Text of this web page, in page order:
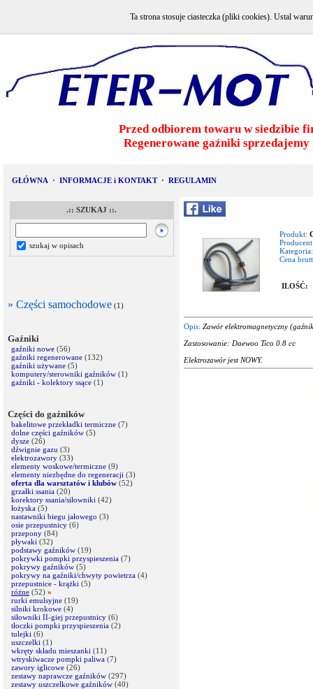
Przed odbiorem towaru w siedzibie
Regenerowane gaźniki
GŁÓWNA · INFORMACJE i KONTAKT · REGULAMIN
.:: SZUKAJ ::.
szukaj w opisach
» Części samochodowe (1)
Gaźniki
gaźniki nowe (56)
gaźniki regenerowane (132)
gaźniki używane (5)
komputery/sterowniki gaźników (1)
gaźniki - kolektory ssące (1)
Części do gaźników
bakelitowe przekładki termiczne (7)
dolne części gaźników (5)
dysze (26)
dźwignie gazu (3)
elektrozawory (33)
elementy woskowe/termiczne (9)
elementy niezbędne do regeneracji (3)
oferta dla warsztatów i klubów (52)
grzałki ssania (20)
korektory ssania/siłowniki (42)
łożyska (5)
nastawniki biegu jałowego (3)
osie przepustnicy (6)
przepony (84)
pływaki (32)
podstawy gaźników (19)
pokrywki pompki przyspieszenia (7)
pokrywy gaźników (5)
pokrywy na gaźniki/chwyty powietrza (4)
przepustnice - krążki (5)
różne (52) »
rurki emulsyjne (19)
silniki krokowe (4)
siłowniki II-giej przepustnicy (6)
tłoczki pompki przyspieszenia (2)
tulejki (6)
uszczelki (1)
wkręty składu mieszanki (11)
wtryskiwacze pompki paliwa (7)
zawory iglicowe (26)
zestawy naprawcze gaźników (297)
zestawy uszczelkowe gaźników (40)
Produkt:
Kategoria:
Cena
ILOŚĆ:
Opis: Zawór elektromagnetyczny
Zastosowanie: Daewoo Tico 0.8 cc
Elektrozawór jest NOWY.
Ta strona stosuje ciasteczka (pliki cookies). Ustal